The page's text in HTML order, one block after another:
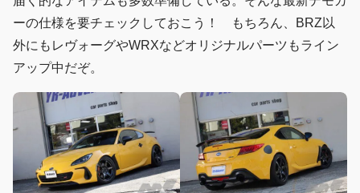
ーの仕様を要チェックしておこう！ もちろん、BRZ以
外にもレヴォーグやWRXなどオリジナルパーツもライン
アップ中だぞ。